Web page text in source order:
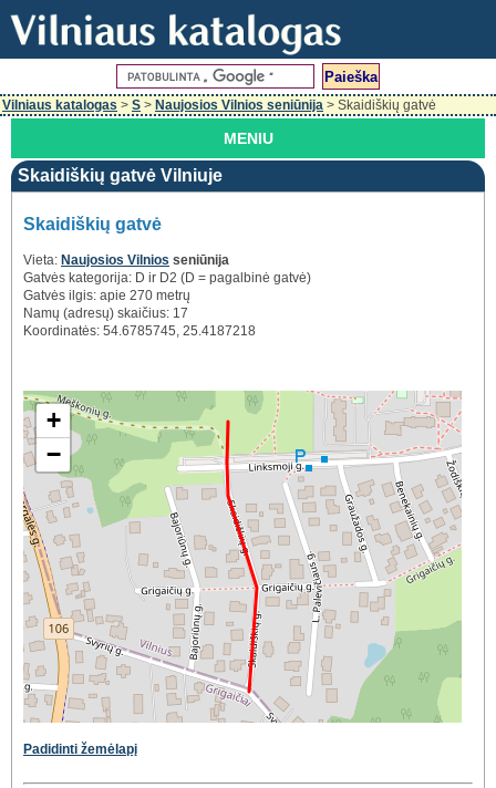
Vilniaus katalogas > S > Naujosios Vilnios seniūnija > Skaidiškių gatvė
MENIU
Skaidiškių gatvė Vilniuje
Skaidiškių gatvė
Vieta: Naujosios Vilnios seniūnija
Gatvės kategorija: D ir D2 (D = pagalbinė gatvė)
Gatvės ilgis: apie 270 metrų
Namų (adresų) skaičius: 17
Koordinatės: 54.6785745, 25.4187218
+
−
Padidinti žemėlapį